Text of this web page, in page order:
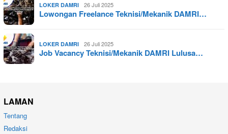
LOKER DAMRI 26 Juli 2025
Lowongan Freelance Teknisi/Mekanik DAMRI…
LOKER DAMRI 26 Juli 2025
Job Vacancy Teknisi/Mekanik DAMRI Lulusa…
LAMAN
Tentang
Redaksi